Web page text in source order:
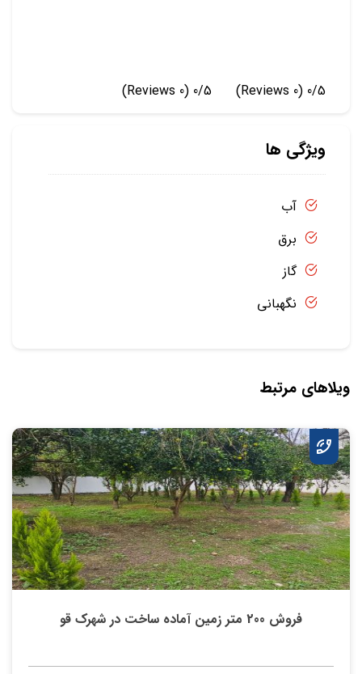
0/5
(0 Reviews)
0/5
(0 Reviews)
ویژگی ها
آب
برق
گاز
نگهبانی
ویلاهای مرتبط
فروش 200 متر زمین آماده ساخت در شهرک قو